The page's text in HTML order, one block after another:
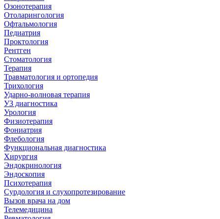
Озонотерапия
Отоларингология
Офтальмология
Педиатрия
Проктология
Рентген
Стоматология
Терапия
Травматология и ортопедия
Трихология
Ударно-волновая терапия
УЗ диагностика
Урология
Физиотерапия
Фониатрия
Флебология
Функциональная диагностика
Хирургия
Эндокринология
Эндоскопия
Психотерапия
Сурдология и слухопротезирование
Вызов врача на дом
Телемедицина